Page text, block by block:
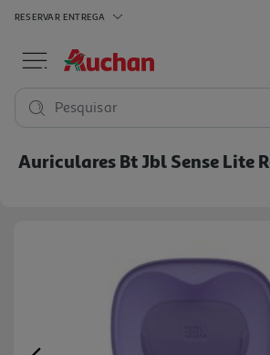
RESERVAR ENTREGA
Pesquisar
Auriculares Bt Jbl Sense Lite